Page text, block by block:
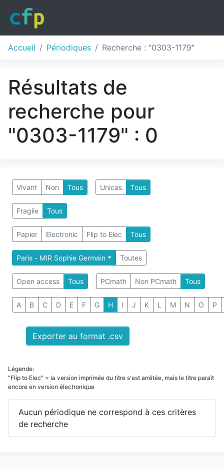
Accueil Périodiques Recherche : "0303-1179"
Résultats de
recherche pour
"0303-1179" : 0
Vivant Non Tous Unicas Tous
Fragile Tous
Papier Electronic Flip to Elec Tous
Paris - MIR Sophie Germain Toutes
Open access Tous PCmath Non PCmath Tous
A B C D E F G H I J K L M N O P
Exporter au format .csv
Légende:
"Flip to Elec" = la version imprimée du titre s'est arrêtée, mais le titre paraît
encore en version électronique
Aucun périodique ne correspond à ces critères
de recherche